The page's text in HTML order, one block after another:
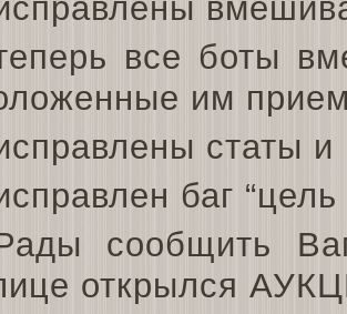
все боты
им
статы
баг
сообщить
открылся